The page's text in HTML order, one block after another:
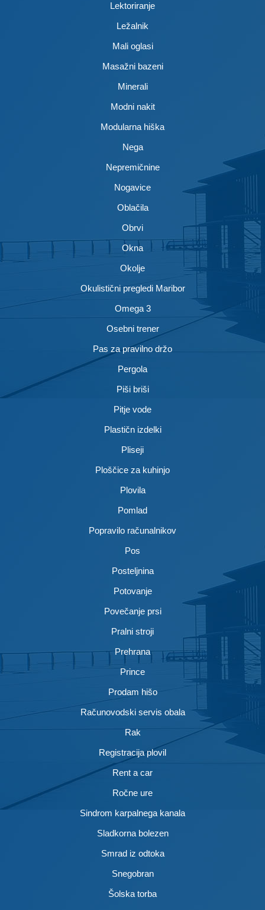
Lektoriranje
Ležalnik
Mali oglasi
Masažni bazeni
Minerali
Modni nakit
Modularna hiška
Nega
Nepremičnine
Nogavice
Oblačila
Obrvi
Okna
Okolje
Okulistični pregledi Maribor
Omega 3
Osebni trener
Pas za pravilno držo
Pergola
Piši briši
Pitje vode
Plastičn izdelki
Pliseji
Ploščice za kuhinjo
Plovila
Pomlad
Popravilo računalnikov
Pos
Posteljnina
Potovanje
Povečanje prsi
Pralni stroji
Prehrana
Prince
Prodam hišo
Računovodski servis obala
Rak
Registracija plovil
Rent a car
Ročne ure
Sindrom karpalnega kanala
Sladkorna bolezen
Smrad iz odtoka
Snegobran
Šolska torba